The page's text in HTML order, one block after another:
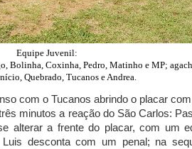
Equipe Juvenil:
Bolinha, Coxinha, Pedro, Matinho e MP;
Quebrado, Tucanos e Andrea.
com o Tucanos abrindo o placar
minutos a reação do São Carlos:
alterar a frente do placar, com um
desconta com um penal; na